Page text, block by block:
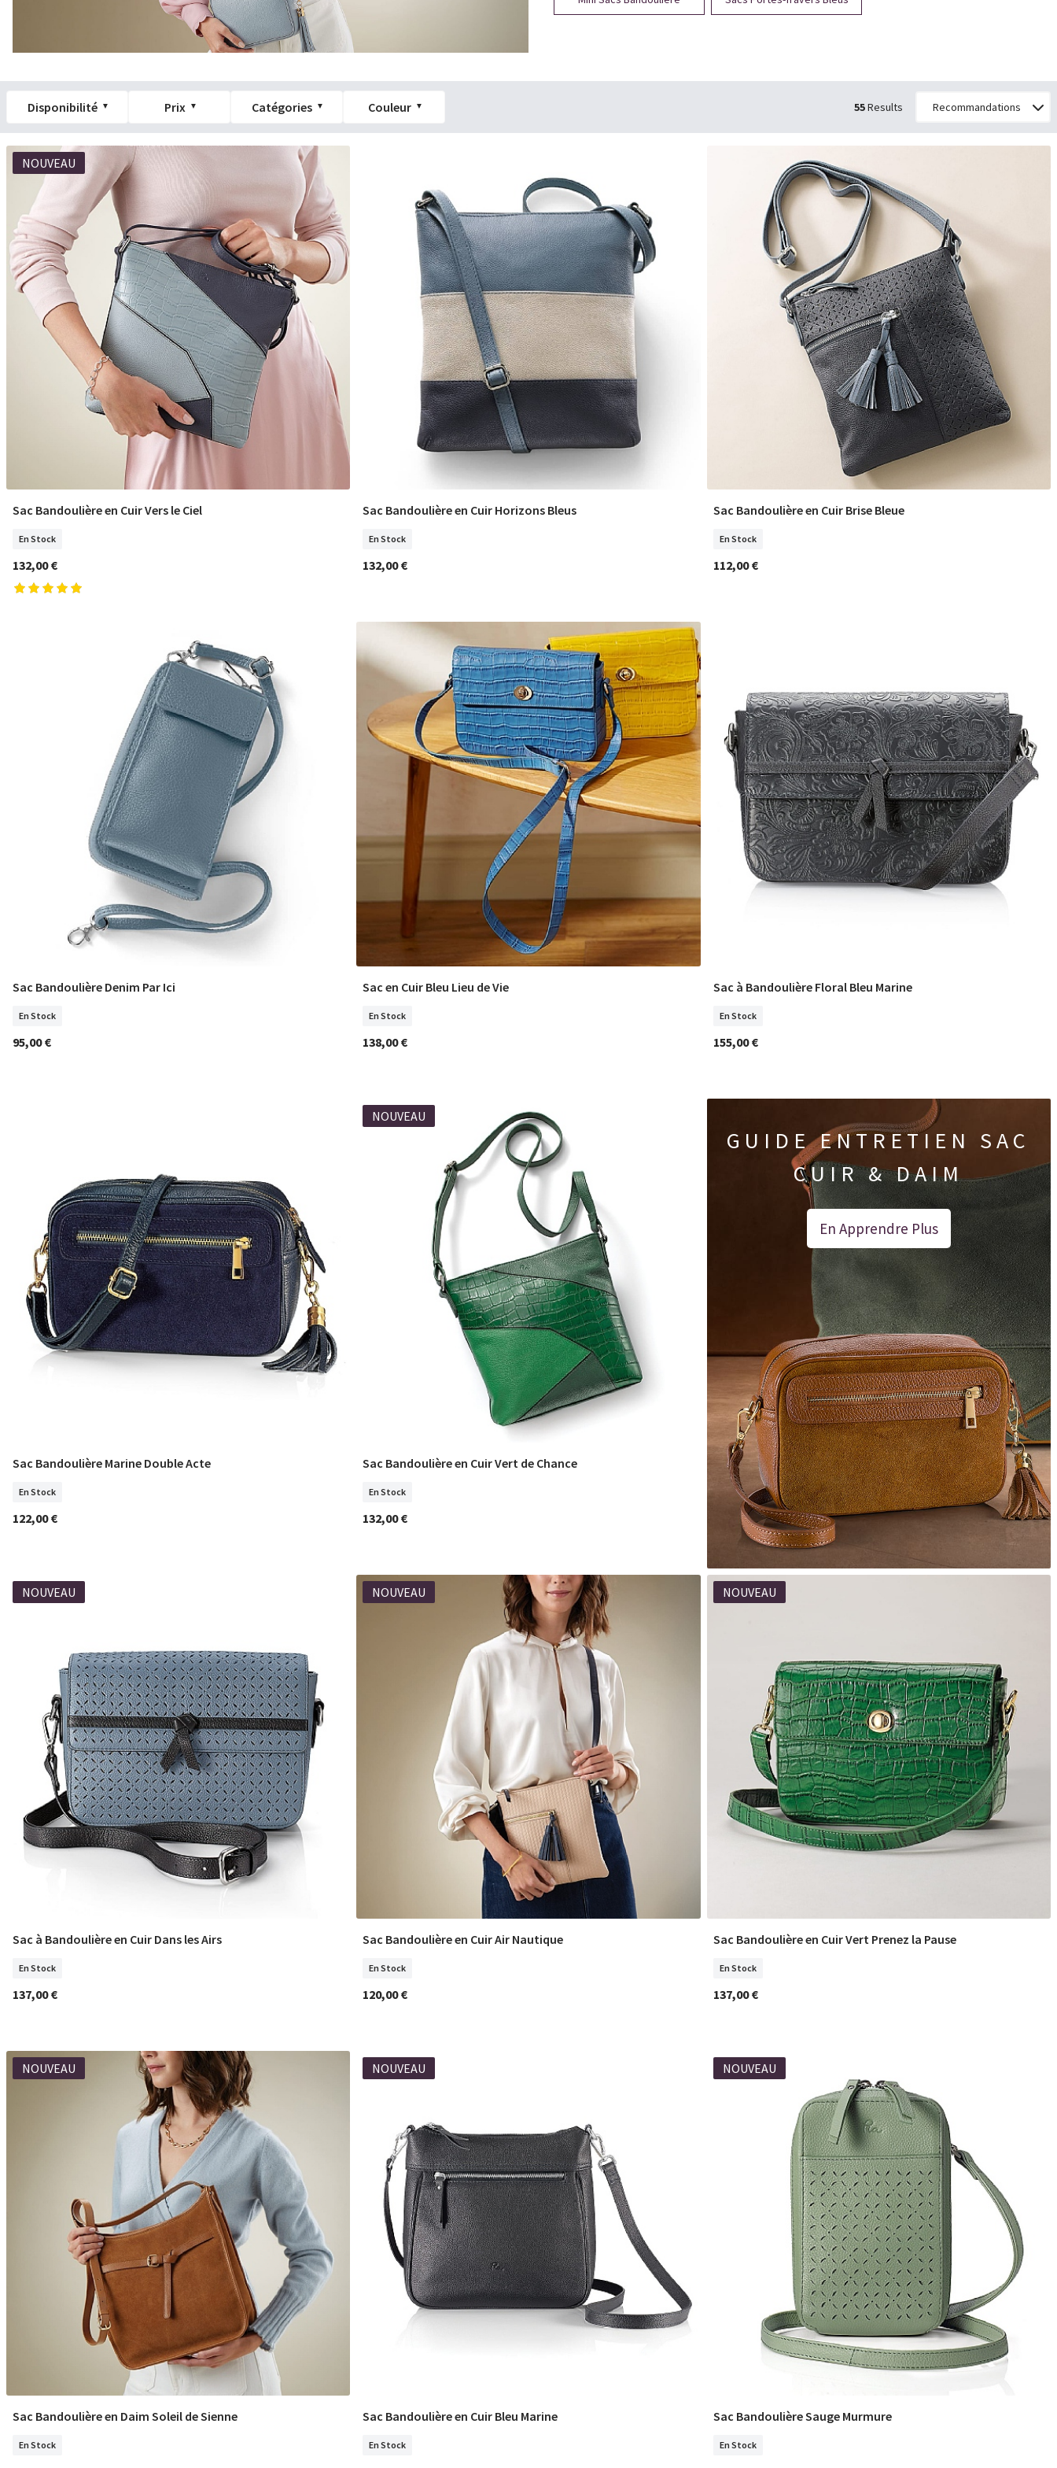
Disponibilité Prix Catégories Couleur 55Results
NOUVEAU
COMMANDER
Sac Bandoulière en Cuir Vers le Ciel
En Stock
132,00 €
COMMANDER
Sac Bandoulière en Cuir Horizons Bleus
En Stock
132,00 €
COMMANDER
Sac Bandoulière en Cuir Brise Bleue
En Stock
112,00 €
COMMANDER
Sac Bandoulière Denim Par Ici
En Stock
95,00 €
COMMANDER
Sac en Cuir Bleu Lieu de Vie
En Stock
138,00 €
COMMANDER
Sac à Bandoulière Floral Bleu Marine
En Stock
155,00 €
COMMANDER
Sac Bandoulière Marine Double Acte
En Stock
122,00 €
NOUVEAU
COMMANDER
Sac Bandoulière en Cuir Vert de Chance
En Stock
132,00 €
GUIDE ENTRETIEN SAC
CUIR & DAIM
En Apprendre Plus
NOUVEAU
COMMANDER
Sac à Bandoulière en Cuir Dans les Airs
En Stock
137,00 €
NOUVEAU
COMMANDER
Sac Bandoulière en Cuir Air Nautique
En Stock
120,00 €
NOUVEAU
COMMANDER
Sac Bandoulière en Cuir Vert Prenez la Pause
En Stock
137,00 €
NOUVEAU
COMMANDER
Sac Bandoulière en Daim Soleil de Sienne
En Stock
NOUVEAU
COMMANDER
Sac Bandoulière en Cuir Bleu Marine
En Stock
NOUVEAU
COMMANDER
Sac Bandoulière Sauge Murmure
En Stock